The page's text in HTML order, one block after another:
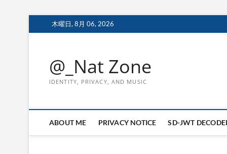
to
木曜日, 8月 06, 2026
@_Nat Zone
IDENTITY, PRIVACY, AND MUSIC
ABOUT ME PRIVACY NOTICE SD-JWT